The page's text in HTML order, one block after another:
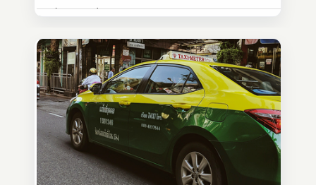
de esos lugares.